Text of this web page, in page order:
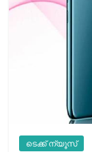
ടെക്ക് ന്യൂസ്